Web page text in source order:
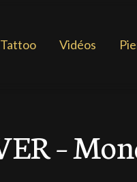
Vidéos
–